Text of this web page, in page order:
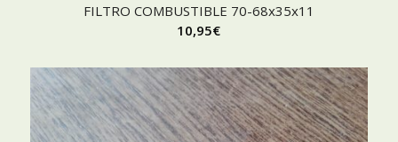
FILTRO COMBUSTIBLE 70-68x35x11
10,95€